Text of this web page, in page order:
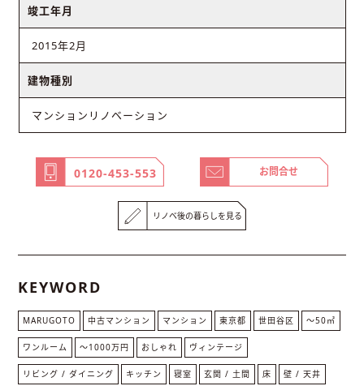
竣工年月
2015年2月
建物種別
マンションリノベーション
0120-453-553 お問合せ
リノベ後の暮らしを見る
KEYWORD
MARUGOTO 中古マンション マンション 東京都 世田谷区 〜50㎡
ワンルーム 〜1000万円 おしゃれ ヴィンテージ
リビング / ダイニング キッチン 寝室 玄関 / 土間 床 壁 / 天井